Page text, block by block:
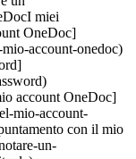
miei
OneDoc]
account-onedoc)
account OneDoc]
mio-account-
con il mio
un-